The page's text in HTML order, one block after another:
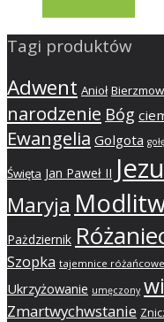
Tagi produktów
Adwent Anioł
narodzenie Bóg
Ewangelia Golgota
Święta Jan Paweł II
Maryja
Pażdziernik
Szopka tajemnice różańcowe
Ukrzyżowanie umęczony
Zmartwychwstanie